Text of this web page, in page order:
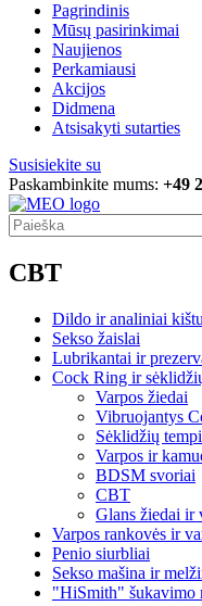
Pagrindinis
Mūsų pasirinkimai
Naujienos
Perkamiausi
Akcijos
Didmena
Atsisakyti sutarties
Susisiekite su
Paskambinkite mums: +49
CBT
Dildo ir analiniai
Sekso žaislai
Lubrikantai ir
Cock Ring ir
Varpos žiedai
Vibruojantys
Sėklidžių
Varpos ir
BDSM svoriai
CBT
Glans žiedai ir
Varpos rankovės ir
Penio siurbliai
Sekso mašina ir
"HiSmith" šukavimo